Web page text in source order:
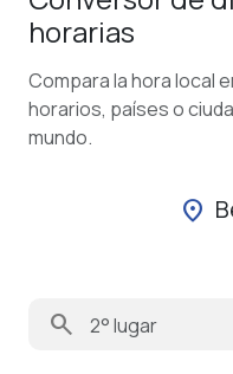
horarias
Compara la hora local
horarios, países o
mundo.
location_on
search